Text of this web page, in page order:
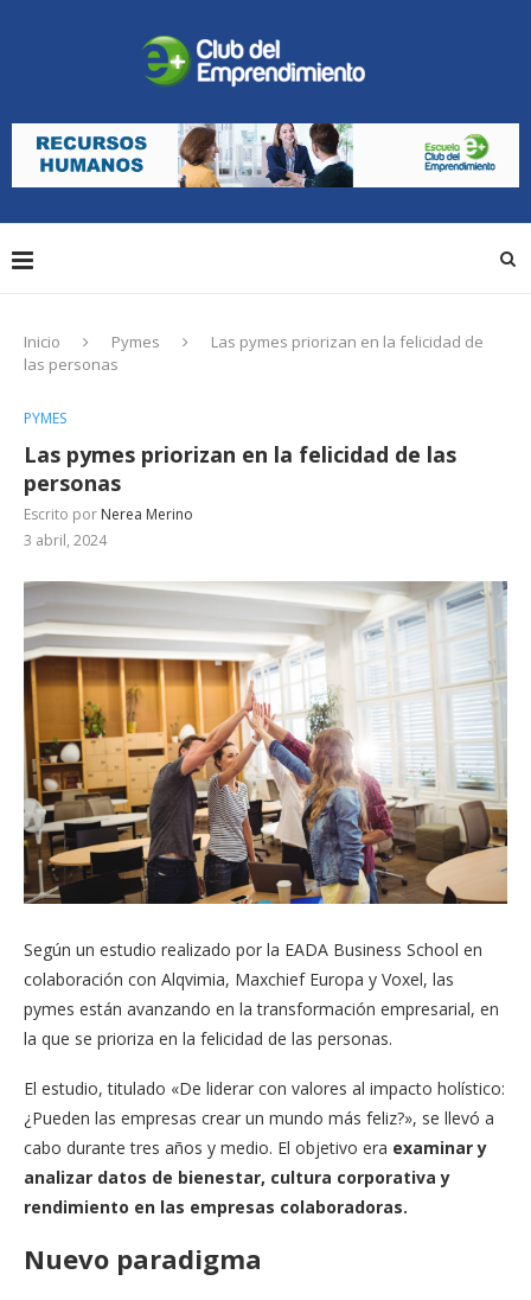
Inicio Pymes
Las pymes priorizan en la felicidad de
las personas
PYMES
Las pymes priorizan en la felicidad de las
personas
Escrito por Nerea Merino
3 abril, 2024
Según un estudio realizado por la EADA Business School en
colaboración con Alqvimia, Maxchief Europa y Voxel, las
pymes están avanzando en la transformación empresarial, en
la que se prioriza en la felicidad de las personas.
El estudio, titulado «De liderar con valores al impacto holístico:
¿Pueden las empresas crear un mundo más feliz?», se llevó a
cabo durante tres años y medio. El objetivo era examinar y
analizar datos de bienestar, cultura corporativa y
rendimiento en las empresas colaboradoras.
Nuevo paradigma